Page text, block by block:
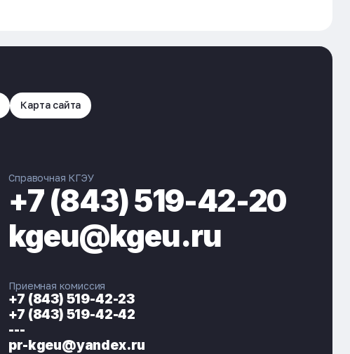
ЭНЕРГОКОД — ПОМОЩНИК КГЭУ
Карта сайта
Справочная КГЭУ
+7 (843) 519-42-20
kgeu@kgeu.ru
Приемная комиссия
+7 (843) 519-42-23
+7 (843) 519-42-42
---
pr-kgeu@yandex.ru